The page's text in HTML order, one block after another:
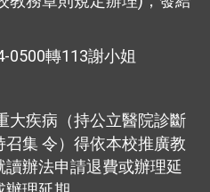
0500轉113謝小姐
大疾病（持公立醫院診斷
召集 令）得依本校推廣教
辦法申請退費或辦理延